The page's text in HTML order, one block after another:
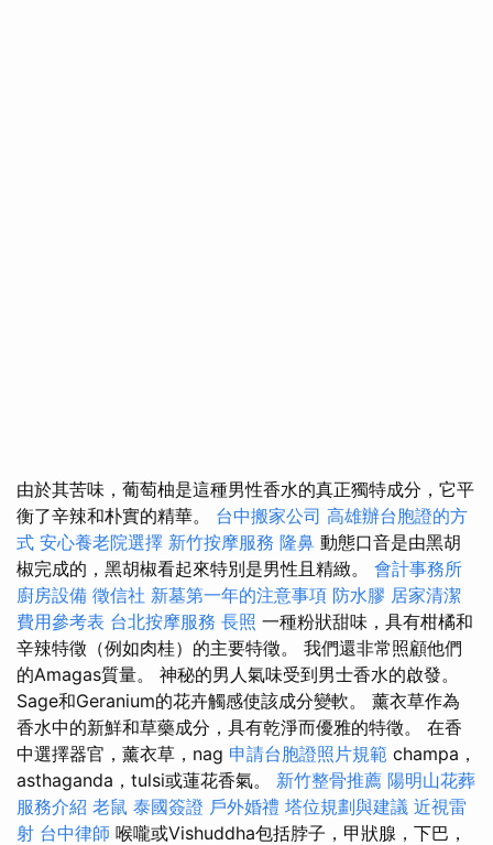
由於其苦味，葡萄柚是這種男性香水的真正獨特成分，它平
衡了辛辣和朴實的精華。 台中搬家公司 高雄辦台胞證的方
式 安心養老院選擇 新竹按摩服務 隆鼻 動態口音是由黑胡
椒完成的，黑胡椒看起來特別是男性且精緻。 會計事務所
廚房設備 徵信社 新墓第一年的注意事項 防水膠 居家清潔
費用參考表 台北按摩服務 長照 一種粉狀甜味，具有柑橘和
辛辣特徵（例如肉桂）的主要特徵。 我們還非常照顧他們
的Amagas質量。 神秘的男人氣味受到男士香水的啟發。
Sage和Geranium的花卉觸感使該成分變軟。 薰衣草作為
香水中的新鮮和草藥成分，具有乾淨而優雅的特徵。 在香
中選擇器官，薰衣草，nag 申請台胞證照片規範 champa，
asthaganda，tulsi或蓮花香氣。 新竹整骨推薦 陽明山花葬
服務介紹 老鼠 泰國簽證 戶外婚禮 塔位規劃與建議 近視雷
射 台中律師 喉嚨或Vishuddha包括脖子，甲狀腺，下巴，